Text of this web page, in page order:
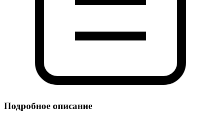
Подробное описание